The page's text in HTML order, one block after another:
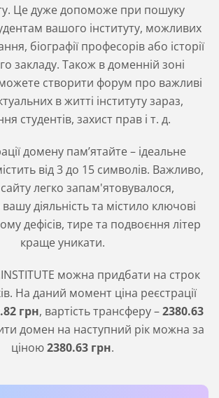
Це дуже допоможе при пошуку
вашого інституту, можливих
біографії професорів або історії
закладу. Також в доменній зоні
створити форум про важливі
в житті інституту зараз,
студентів, захист прав і т. д.
домену пам’ятайте – ідеальне
від 3 до 15 символів. Важливо,
легко запам'ятовувалося,
діяльність та містило ключові
дефісів, тире та подвоєння літер
краще уникати.
можна придбати на строк
На даний момент ціна реєстрації
.82грн, вартість трансферу –2380.63
домен на наступний рік можна за
ціною2380.63грн.